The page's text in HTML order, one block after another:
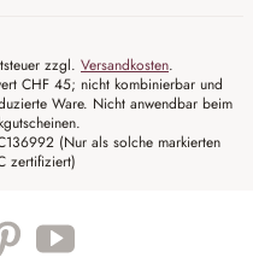
zzgl. Versandkosten.
CHF 45; nicht kombinierbar und
Ware. Nicht anwendbar beim
(Nur als solche markierten
zertifiziert)